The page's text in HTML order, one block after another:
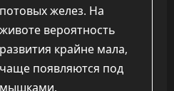
потовых желез. На
животе вероятность
развития крайне мала,
чаще появляются под
мышками.